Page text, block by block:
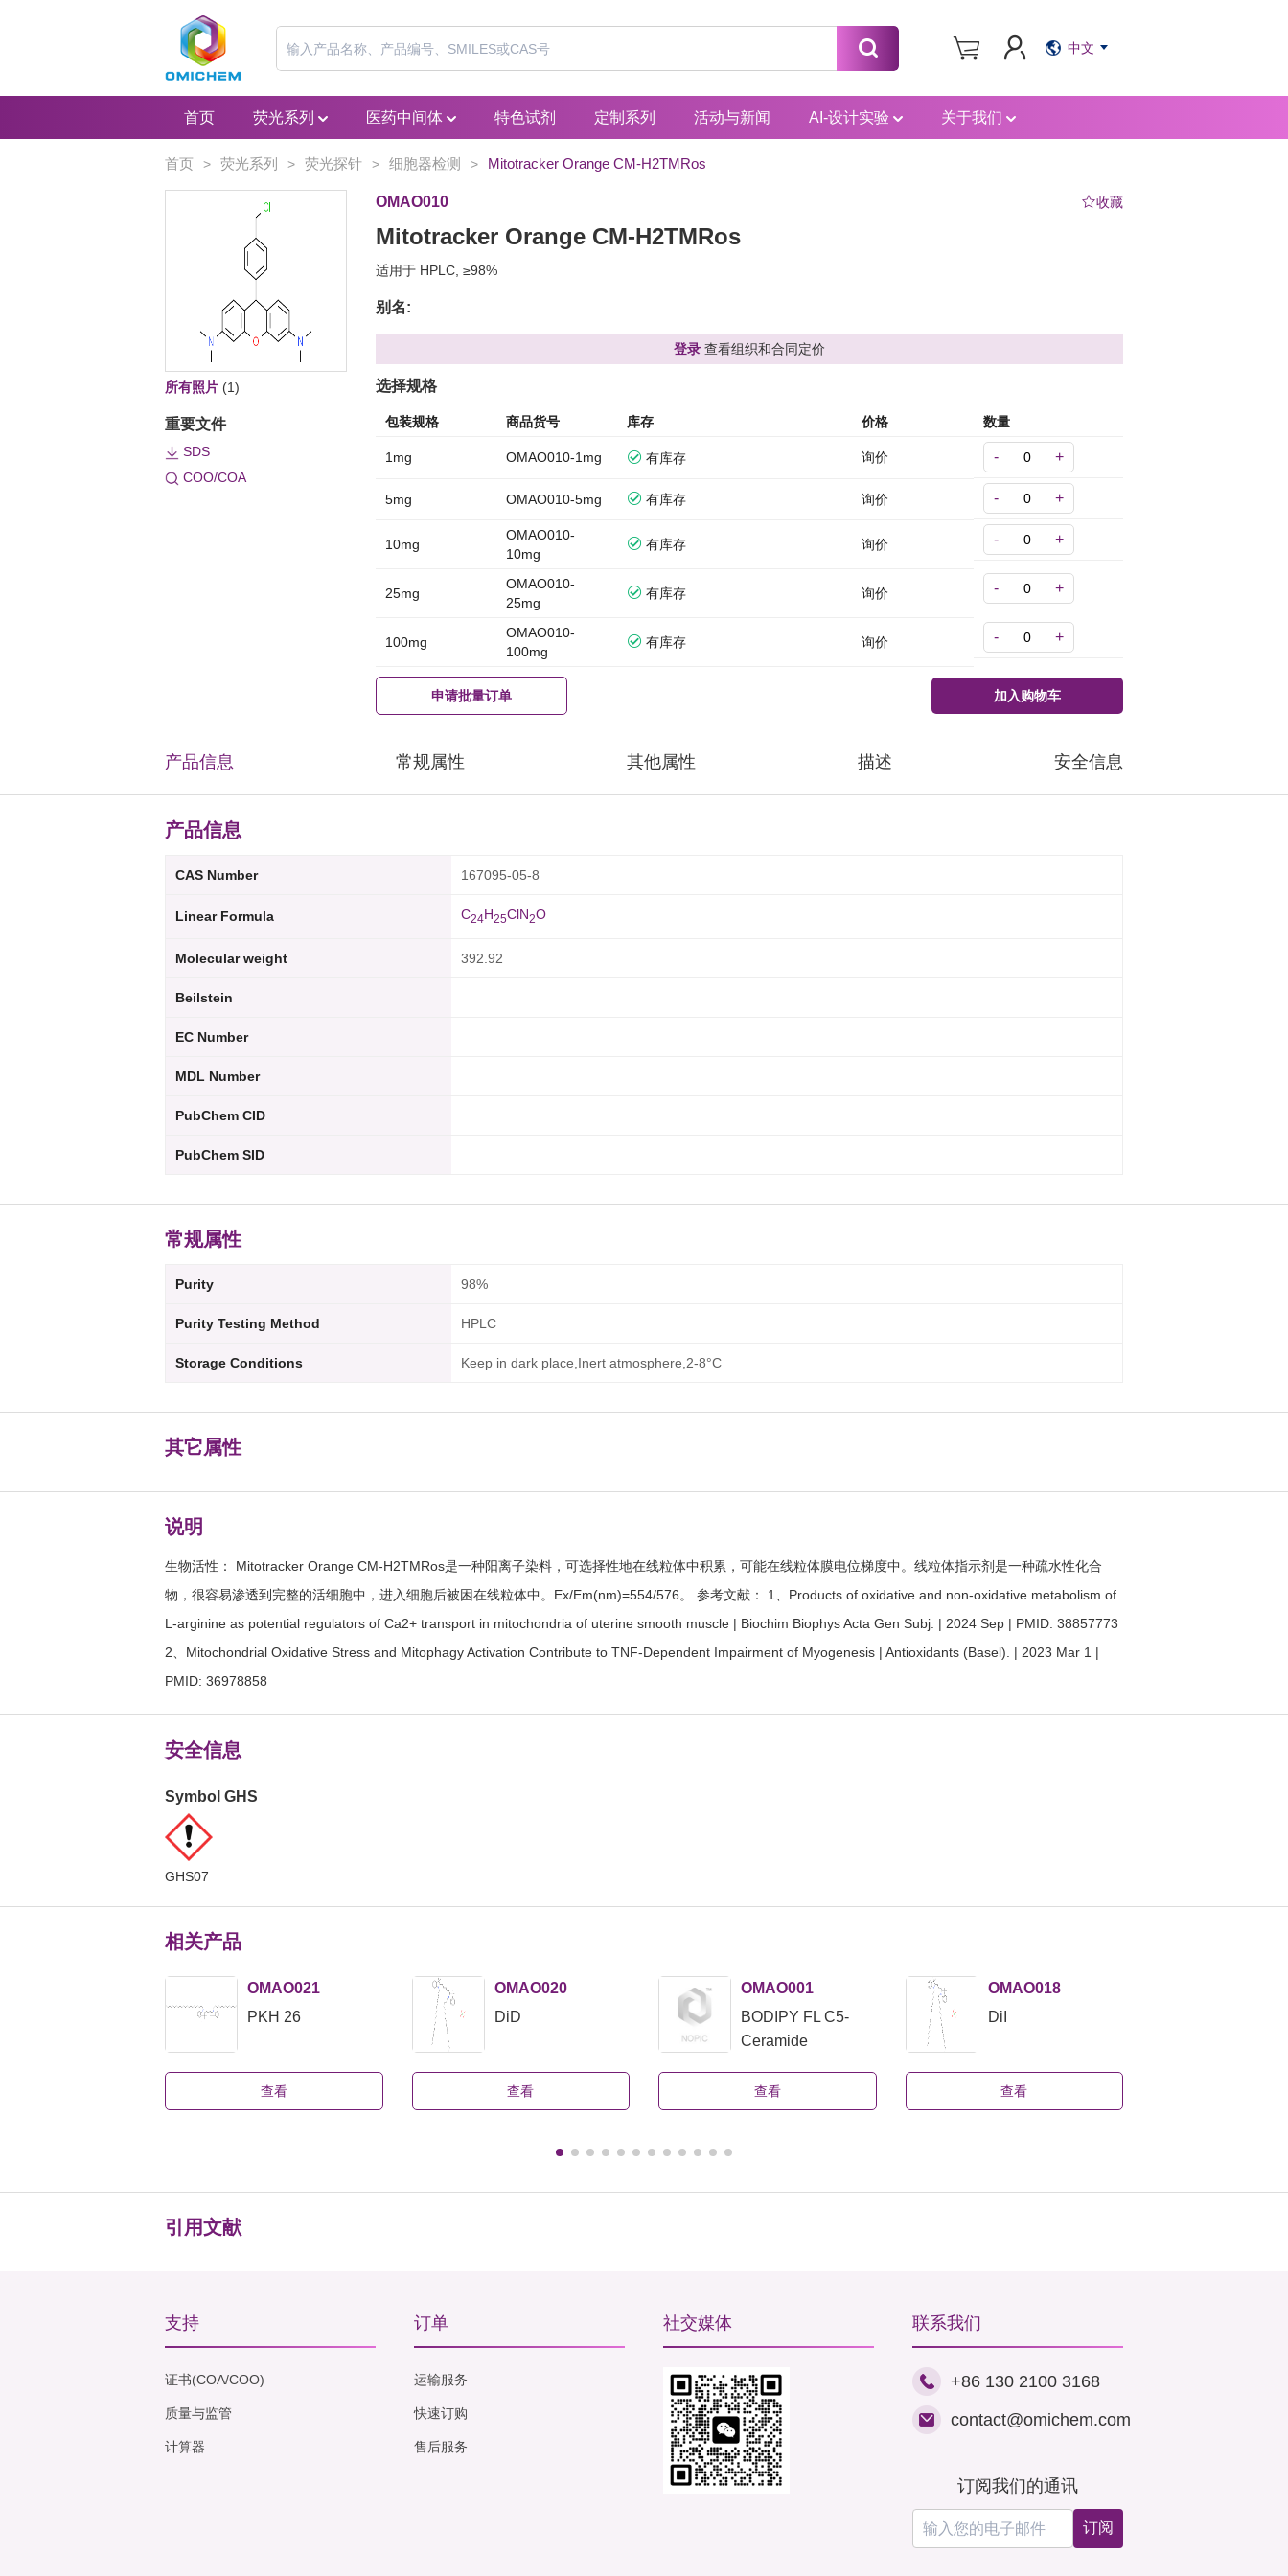
中文
首页 荧光系列 医药中间体 特色试剂 定制系列 活动与新闻 AI-设计实验 关于我们
首页 > 荧光系列 > 荧光探针 > 细胞器检测 > Mitotracker Orange CM-H2TMRos
所有照片 (1)
重要文件
SDS
COO/COA
OMAO010 收藏
Mitotracker Orange CM-H2TMRos
适用于 HPLC, ≥98%
别名:
登录 查看组织和合同定价
选择规格
包装规格 商品货号 库存 价格 数量
1mg OMAO010-1mg 有库存 询价 - +
5mg OMAO010-5mg 有库存 询价 - +
10mg
OMAO010-
10mg
有库存 询价 - +
25mg
OMAO010-
25mg
有库存 询价 - +
100mg
OMAO010-
100mg
有库存 询价 - +
申请批量订单 加入购物车
产品信息 常规属性 其他属性 描述 安全信息
产品信息
CAS Number 167095-05-8
Linear Formula C24H25ClN2O
Molecular weight 392.92
Beilstein
EC Number
MDL Number
PubChem CID
PubChem SID
常规属性
Purity 98%
Purity Testing Method HPLC
Storage Conditions Keep in dark place,Inert atmosphere,2-8°C
其它属性
说明
生物活性： Mitotracker Orange CM-H2TMRos是一种阳离子染料，可选择性地在线粒体中积累，可能在线粒体膜电位梯度中。线粒体指示剂是一种疏水性化合
物，很容易渗透到完整的活细胞中，进入细胞后被困在线粒体中。Ex/Em(nm)=554/576。 参考文献： 1、Products of oxidative and non-oxidative metabolism of
L-arginine as potential regulators of Ca2+ transport in mitochondria of uterine smooth muscle | Biochim Biophys Acta Gen Subj. | 2024 Sep | PMID: 38857773
2、Mitochondrial Oxidative Stress and Mitophagy Activation Contribute to TNF-Dependent Impairment of Myogenesis | Antioxidants (Basel). | 2023 Mar 1 |
PMID: 36978858
安全信息
Symbol GHS
GHS07
相关产品
OMAO021
PKH 26
查看
OMAO020
DiD
查看
OMAO001
BODIPY FL C5-
Ceramide
查看
OMAO018
DiI
查看
引用文献
支持
证书(COA/COO)
质量与监管
计算器
订单
运输服务
快速订购
售后服务
社交媒体 联系我们
+86 130 2100 3168
contact@omichem.com
订阅我们的通讯
订阅